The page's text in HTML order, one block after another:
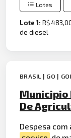
Lotes
Lote 1:R$
de diesel
BRASIL | GO |
Municipio
De
Despesa com